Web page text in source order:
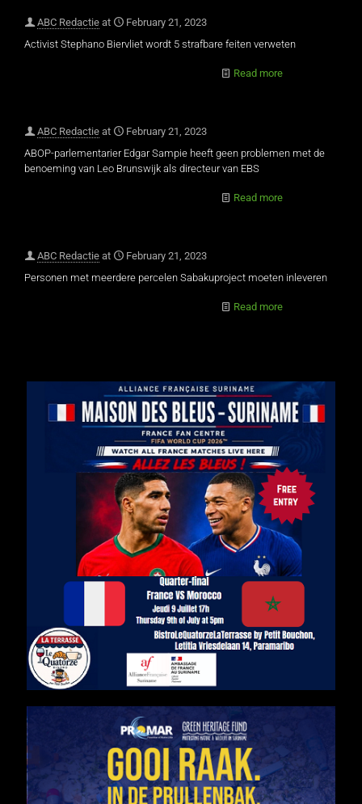
ABC Redactie at
February 21, 2023
Activist Stephano Biervliet wordt 5 strafbare feiten verweten
Read more
ABC Redactie at
February 21, 2023
ABOP-parlementarier Edgar Sampie heeft geen problemen met de
benoeming van Leo Brunswijk als directeur van EBS
Read more
ABC Redactie at
February 21, 2023
Personen met meerdere percelen Sabakuproject moeten inleveren
Read more